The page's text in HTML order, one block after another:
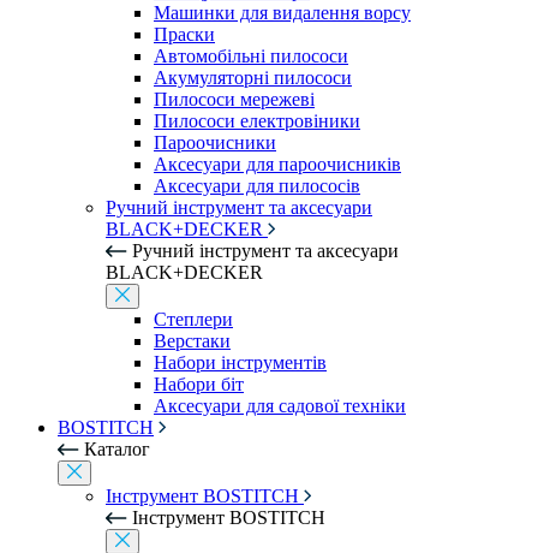
Машинки для видалення ворсу
Праски
Автомобільні пилососи
Акумуляторні пилососи
Пилососи мережеві
Пилососи електровіники
Пароочисники
Аксесуари для пароочисників
Аксесуари для пилососів
Ручний інструмент та аксесуари
BLACK+DECKER
Ручний інструмент та аксесуари
BLACK+DECKER
Степлери
Верстаки
Набори інструментів
Набори біт
Аксесуари для садової техніки
BOSTITCH
Каталог
Інструмент BOSTITCH
Інструмент BOSTITCH